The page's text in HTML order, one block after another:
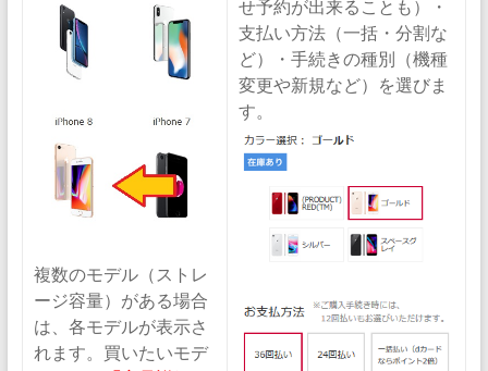
複数のモデル（ストレ
ージ容量）がある場合
は、各モデルが表示さ
れます。買いたいモデ
せ予約が出来ることも）・
支払い方法（一括・分割な
ど）・手続きの種別（機種
変更や新規など）を選びま
す。